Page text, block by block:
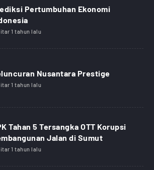
Pertumbuhan Ekonomi
1 tahun lalu
Nusantara Prestige
1 tahun lalu
Tahan 5 Tersangka OTT Korupsi
Jalan di Sumut
1 tahun lalu